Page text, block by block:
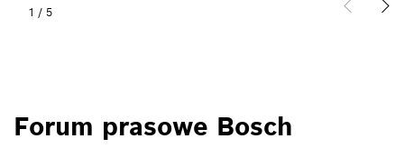
1 / 5
Forum prasowe Bosch